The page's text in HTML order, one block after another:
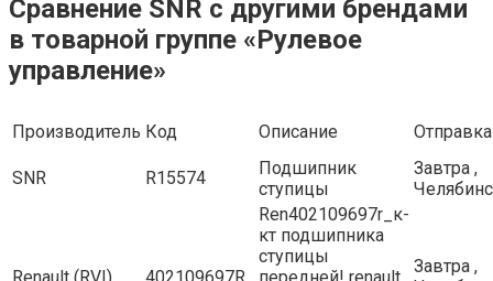
Сравнение SNR с другими брендами
в товарной группе «Рулевое
управление»
Производитель Код Описание Отправка
SNR R15574
Подшипник
ступицы
Завтра ,
Ren402109697r_к-
кт подшипника
ступицы
Завтра ,